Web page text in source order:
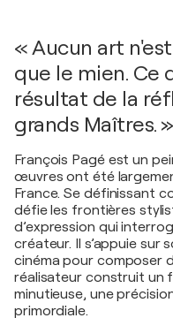
« Aucun art
que le mien. Ce
résultat de la
grands Maîtres. »
François Pagé est un
œuvres ont été
France. Se définissant
défie les frontières
d’expression qui
créateur. Il s’appuie sur
cinéma pour composer
réalisateur construit un
minutieuse, une
primordiale.